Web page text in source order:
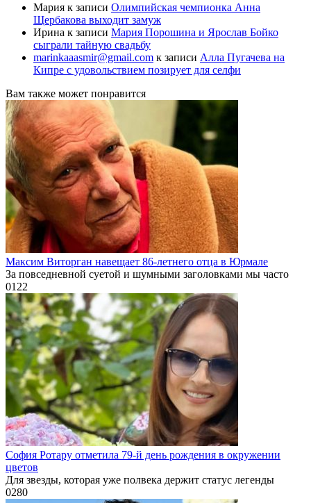
Мария к записи Олимпийская чемпионка Анна
Щербакова выходит замуж
Ирина к записи Мария Порошина и Ярослав Бойко
сыграли тайную свадьбу
marinkaaasmir@gmail.com к записи Алла Пугачева на
Кипре с удовольствием позирует для селфи
Вам также может понравится
Максим Виторган навещает 86-летнего отца в Юрмале
За повседневной суетой и шумными заголовками мы часто
0122
София Ротару отметила 79-й день рождения в окружении
цветов
Для звезды, которая уже полвека держит статус легенды
0280